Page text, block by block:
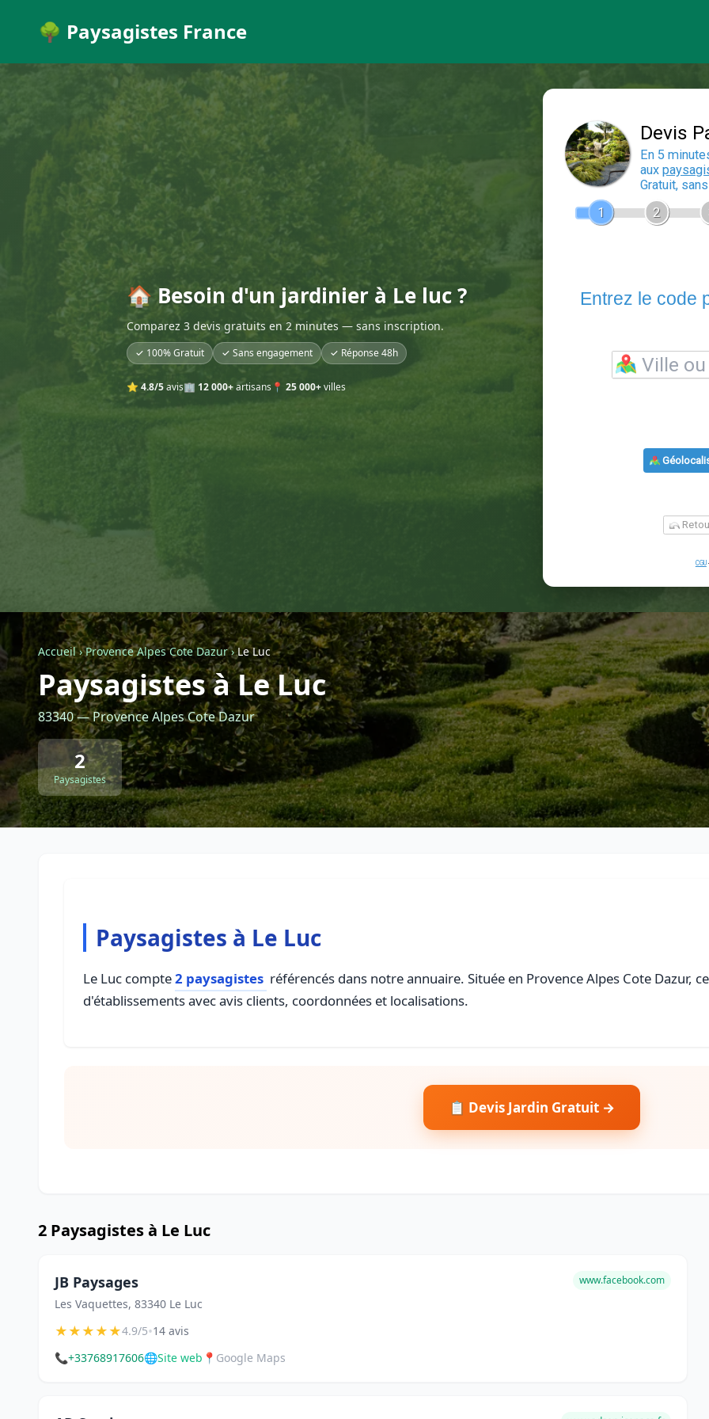
🌳 Paysagistes France
🏠 Besoin d'un jardinier à Le luc ?
Comparez 3 devis gratuits en 2 minutes — sans inscription.
✓ 100% Gratuit ✓ Sans engagement ✓ Réponse 48h
⭐ 4.8/5avis🏢 12 000+artisans 📍 25 000+villes
Accueil›Provence Alpes Cote Dazur›Le Luc
Paysagistes à Le Luc
83340 — Provence Alpes Cote Dazur
2
Paysagistes
Paysagistes à Le Luc
Le Luc compte2 paysagistes référencés dans notre annuaire. Située en Provence Alpes Cote Dazur,
d'établissements avec avis clients, coordonnées et localisations.
📋 Devis Jardin Gratuit →
2 Paysagistes à Le Luc
JB Paysages
Les Vaquettes, 83340 Le Luc
www.facebook.com
★★★★★4.9/5•14 avis
📞+33768917606🌐Site web 📍 Google Maps